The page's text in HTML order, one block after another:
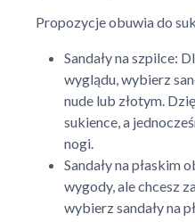
Propozycje obuwia do
Sandały na szpilce:
wyglądu, wybierz
nude lub złotym.
sukience, a
nogi.
Sandały na płaskim
wygody, ale chcesz
wybierz sandały na